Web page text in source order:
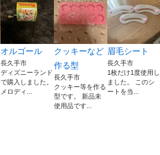
オルゴール
長久手市
ディズニーランド
で購入しました。
メロディ...
クッキーなど
作る型
長久手市
クッキー等を作る
型です。 新品未
使用品です...
眉毛シート
長久手市
1枚だけ1度使用し
ました。 このシ
ートを当...